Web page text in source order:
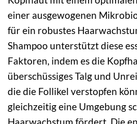
einer ausgewogenen
für ein robustes
Shampoo unterstützt diese
Faktoren, indem es die
überschüssiges Talg und
die die Follikel verstopfen
gleichzeitig eine Umgebung
Haarwachstum fördert. Die